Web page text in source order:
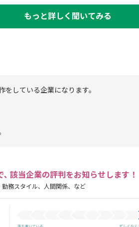
もっと詳しく聞いてみる
している企業になります。
､ 該当企業の評判をお知らせします！
務スタイル、人間関係、など